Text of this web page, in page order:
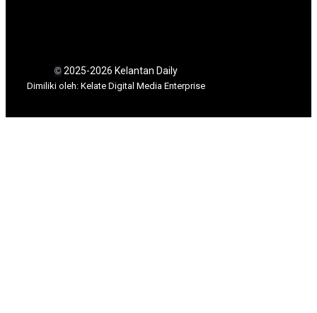
©2025-2026 Kelantan Daily
Dimiliki oleh: Kelate Digital Media Enterprise